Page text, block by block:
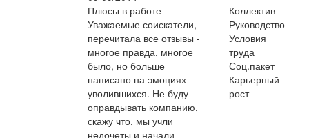
Плюсы в работе
Уважаемые соискатели,
перечитала все отзывы -
многое правда, многое
было, но больше
написано на эмоциях
уволившихся. Не буду
оправдывать компанию,
скажу что, мы учли
недочеты и начали
Коллектив
Руководство
Условия
труда
Соц.пакет
Карьерный
рост